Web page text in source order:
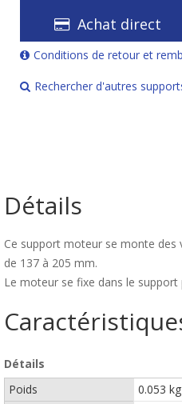
Achat direct
Conditions de retour et
Rechercher d'autres
Détails
Ce support moteur se monte des
de 137 à 205 mm.
Le moteur se fixe dans le support
Détails
Poids
0.053 kg